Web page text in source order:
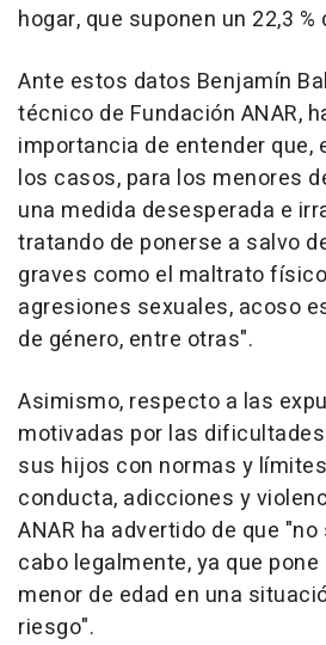
hogar, que suponen un 22,3 %
Ante estos datos Benjamín
técnico de Fundación ANAR,
importancia de entender que,
los casos, para los menores
una medida desesperada e
tratando de ponerse a salvo
graves como el maltrato
agresiones sexuales, acoso
de género, entre otras".
Asimismo, respecto a las
motivadas por las
sus hijos con normas y
conducta, adicciones y
ANAR ha advertido de que
cabo legalmente, ya que
menor de edad en una
riesgo".